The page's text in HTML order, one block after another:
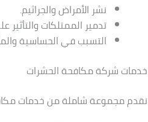
نشر الأمراض والجراثيم.
تدمير الممتلكات والتأثير
التسبب في الحساسية
خدمات شركة مكافحة الحشرات
نقدم مجموعة شاملة من خدمات